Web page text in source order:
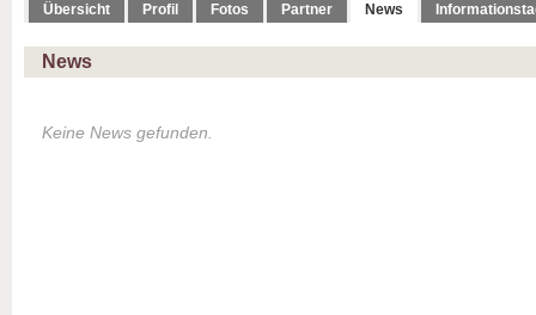
Übersicht Profil Fotos Partner News
News
Keine News gefunden.